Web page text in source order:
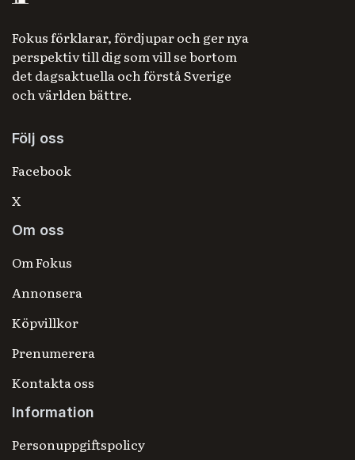
Fokus förklarar, fördjupar och ger nya
perspektiv till dig som vill se bortom
det dagsaktuella och förstå Sverige
och världen bättre.
Följ oss
Facebook
X
Om oss
Om Fokus
Annonsera
Köpvillkor
Prenumerera
Kontakta oss
Information
Personuppgiftspolicy